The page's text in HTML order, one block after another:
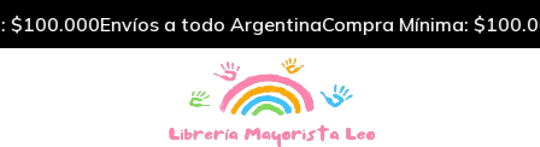
Envíos a todo ArgentinaCompra Mínima: